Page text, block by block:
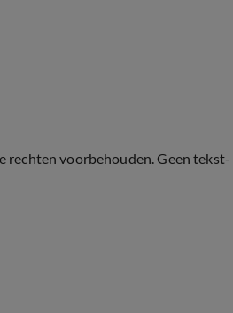
rechten voorbehouden. Geen tekst-